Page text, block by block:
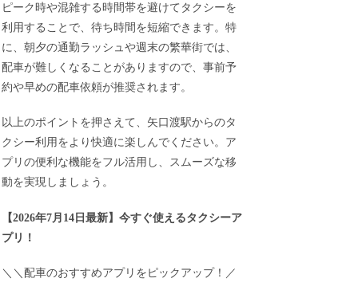
ピーク時や混雑する時間帯を避けてタクシーを
利用することで、待ち時間を短縮できます。特
に、朝夕の通勤ラッシュや週末の繁華街では、
配車が難しくなることがありますので、事前予
約や早めの配車依頼が推奨されます。
以上のポイントを押さえて、矢口渡駅からのタ
クシー利用をより快適に楽しんでください。ア
プリの便利な機能をフル活用し、スムーズな移
動を実現しましょう。
【2026年7月14日最新 】今すぐ使えるタクシーア
プリ！
＼＼配車のおすすめアプリをピックアップ！／